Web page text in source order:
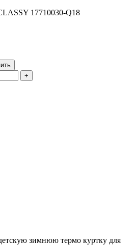
+
зимнюю термо куртку для